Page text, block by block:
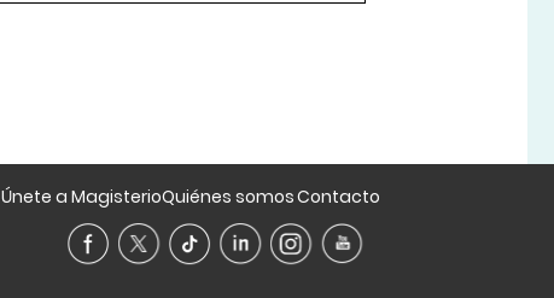
Únete a MagisterioQuiénes somosContacto